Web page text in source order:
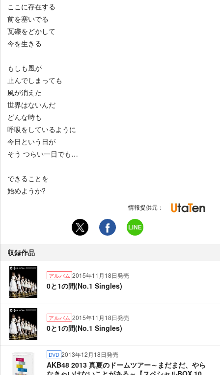
ここに存在する
前を塞いでる
瓦礫をどかして
今を生きる
もしも風が
止んでしまっても
風が消えた
世界はないんだ
どんな時も
呼吸をしているように
今日という日が
そう つらい一日でも…
できることを
始めようか?
情報提供元：
収録作品
アルバム 2015年11月18日発売
0と1の間(No.1 Singles)
アルバム 2015年11月18日発売
0と1の間(No.1 Singles)
DVD 2013年12月18日発売
AKB48 2013 真夏のドームツアー～まだまだ、やら